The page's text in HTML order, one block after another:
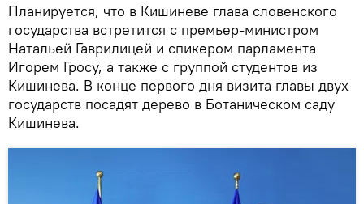
Планируется, что в Кишиневе глава словенского
государства встретится с премьер-министром
Натальей Гаврилицей и спикером парламента
Игорем Гросу, а также с группой студентов из
Кишинева. В конце первого дня визита главы двух
государств посадят дерево в Ботаническом саду
Кишинева.